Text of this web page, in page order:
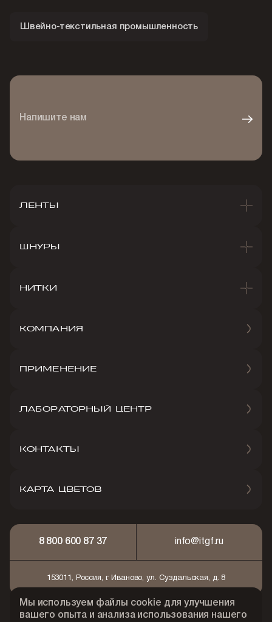
Швейно-текстильная промышленность
Напишите нам
КОМПАНИЯ
ПРИМЕНЕНИЕ
ЛАБОРАТОРНЫЙ ЦЕНТР
КОНТАКТЫ
КАРТА ЦВЕТОВ
ЛЕНТЫ
ШНУРЫ
НИТКИ
8 800 600 87 37 info@itgf.ru
153011, Россия, г. Иваново, ул. Суздальская, д. 8
© 2026 АО "Ивановская текстильно-галантерейная
Мы используем файлы cookie для улучшения
вашего опыта и анализа использования нашего